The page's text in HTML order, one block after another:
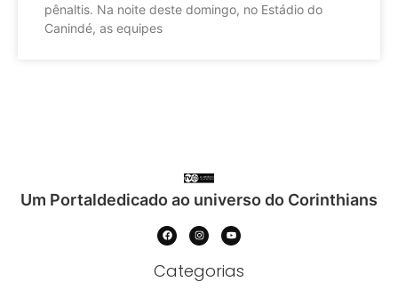
pênaltis. Na noite deste domingo, no Estádio do
Canindé, as equipes
Um Portaldedicado ao universo do Corinthians
Categorias